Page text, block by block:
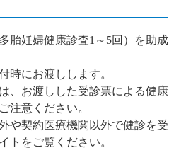
胎妊婦健康診査1～5回）を助成
時にお渡しします。
、お渡しした受診票による健康
注意ください。
や契約医療機関以外で健診を受
トをご覧ください。